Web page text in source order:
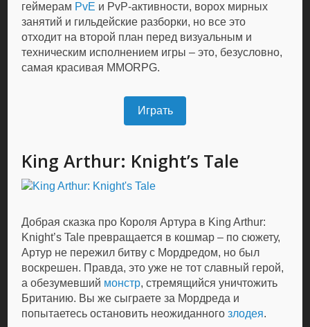
геймерам PvE и PvP-активности, ворох мирных
занятий и гильдейские разборки, но все это
отходит на второй план перед визуальным и
техническим исполнением игры – это, безусловно,
самая красивая MMORPG.
Играть
King Arthur: Knight’s Tale
Добрая сказка про Короля Артура в King Arthur:
Knight’s Tale превращается в кошмар – по сюжету,
Артур не пережил битву с Мордредом, но был
воскрешен. Правда, это уже не тот славный герой,
а обезумевший монстр, стремящийся уничтожить
Британию. Вы же сыграете за Мордреда и
попытаетесь остановить неожиданногозлодея.